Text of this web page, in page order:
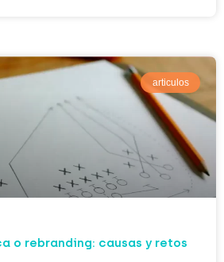
articulos
o rebranding: causas y retos